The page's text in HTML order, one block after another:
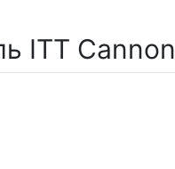
ITT Cannon